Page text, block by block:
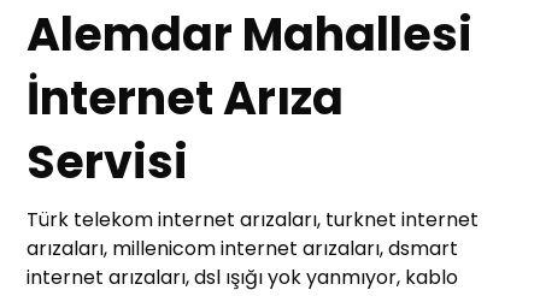
Alemdar Mahallesi
İnternet Arıza
Servisi
Türk telekom internet arızaları, turknet internet
arızaları, millenicom internet arızaları, dsmart
internet arızaları, dsl ışığı yok yanmıyor, kablo